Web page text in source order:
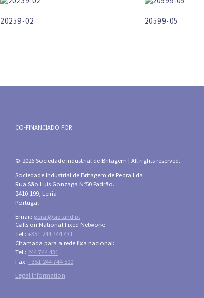
20259-02 20599-05
CO-FINANCIADO POR
© 2026 Sociedade Industrial de Britagem | All rights reserved.
Sociedade Industrial de Britagem de Pedra Lda.
Rua São Luis Gonzaga Nº50 Padrão.
2410-199, Leiria
Portugal
Email: geral@sibland.pt
Calls on National Fixed Network:
Tel.: +351 244 744 431
Chamada para a rede fixa nacional:
Tel.: 244 744 431
Fax: +351 244 744 500
Legal Information